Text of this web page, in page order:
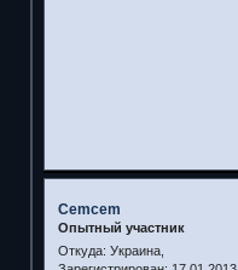
Cemcem
Опытный участник
Откуда: Украина,